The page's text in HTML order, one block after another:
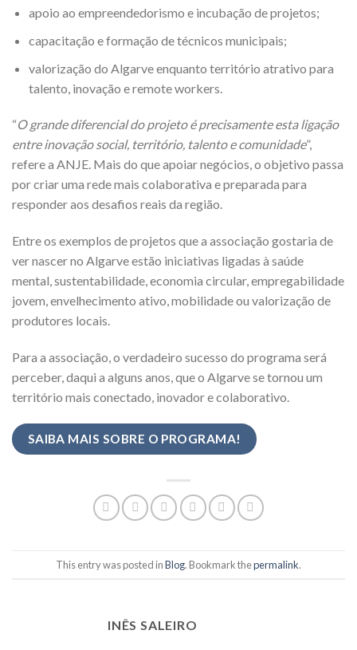
apoio ao empreendedorismo e incubação de projetos;
capacitação e formação de técnicos municipais;
valorização do Algarve enquanto território atrativo para
talento, inovação e remote workers.
“O grande diferencial do projeto é precisamente esta ligação
entre inovação social, território, talento e comunidade”,
refere a ANJE. Mais do que apoiar negócios, o objetivo passa
por criar uma rede mais colaborativa e preparada para
responder aos desafios reais da região.
Entre os exemplos de projetos que a associação gostaria de
ver nascer no Algarve estão iniciativas ligadas à saúde
mental, sustentabilidade, economia circular, empregabilidade
jovem, envelhecimento ativo, mobilidade ou valorização de
produtores locais.
Para a associação, o verdadeiro sucesso do programa será
perceber, daqui a alguns anos, que o Algarve se tornou um
território mais conectado, inovador e colaborativo.
SAIBA MAIS SOBRE O PROGRAMA!
This entry was posted inBlog. Bookmark thepermalink.
INÊS SALEIRO